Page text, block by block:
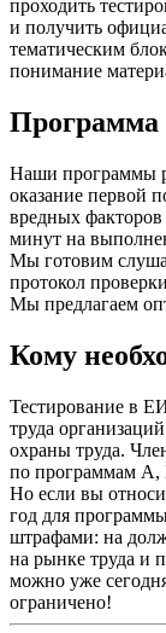
проходить
и получить
тематическим
понимание
Программа
Наши программы
оказание первой
вредных факторов
минут на
Мы готовим
протокол
Мы предлагаем
Кому
Тестирование в
труда
охраны труда.
по программам А,
Но если вы
год для
штрафами: на
на рынке труда и
можно уже
ограничено!